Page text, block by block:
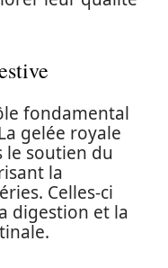
fondamental
gelée royale
le soutien du
la
Celles-ci
digestion et la